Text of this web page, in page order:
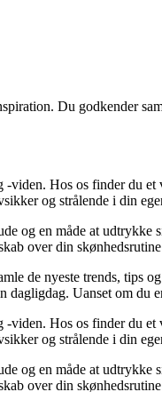
Du godkender
viden. Hos os finder du
og strålende i din
og en måde at
over din
de nyeste trends,
Uanset om
viden. Hos os finder du
og strålende i din
og en måde at
over din